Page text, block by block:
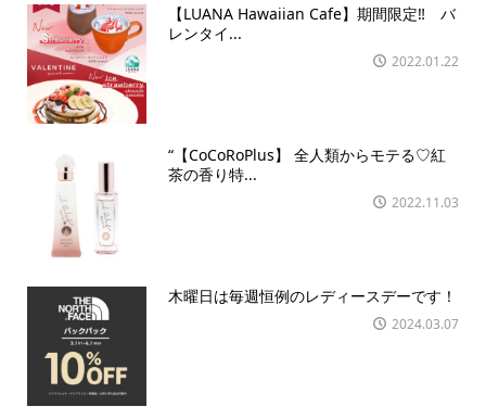
【LUANA Hawaiian Cafe】期間限定‼ バ
レンタイ...
2022.01.22
“【CoCoRoPlus】 全人類からモテる♡紅
茶の香り特...
2022.11.03
木曜日は毎週恒例のレディースデーです！
2024.03.07